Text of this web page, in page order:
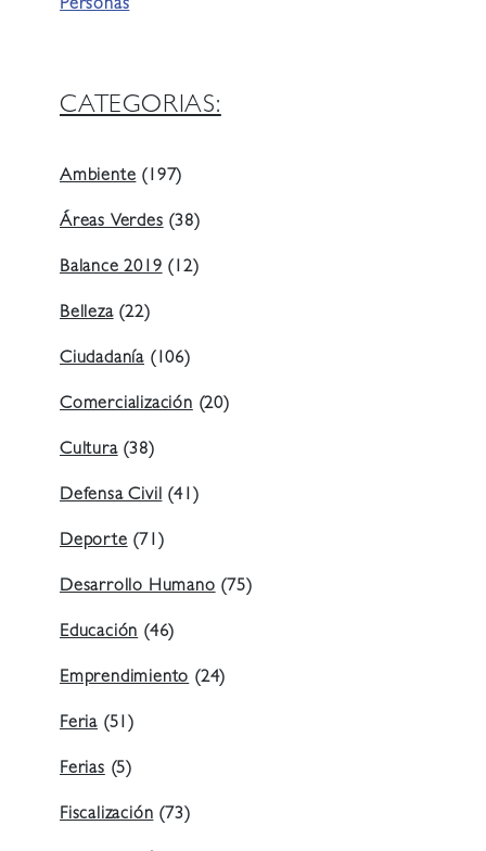
Personas
CATEGORIAS:
Ambiente(197)
Áreas Verdes(38)
Balance 2019(12)
Belleza(22)
Ciudadanía (106)
Comercialización(20)
Cultura(38)
Defensa Civil(41)
Deporte(71)
Desarrollo Humano(75)
Educación(46)
Emprendimiento(24)
Feria (51)
Ferias(5)
Fiscalización(73)